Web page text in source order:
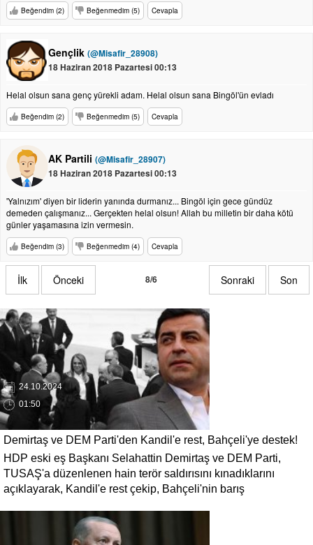
Beğendim (2) Beğenmedim (5) Cevapla
Gençlik (@Misafir_28908)
18 Haziran 2018 Pazartesi 00:13
Helal olsun sana genç yürekli adam. Helal olsun sana Bingöl'ün evladı
Beğendim (2) Beğenmedim (5) Cevapla
AK Partili (@Misafir_28907)
18 Haziran 2018 Pazartesi 00:13
'Yalnızım' diyen bir liderin yanında durmanız... Bingöl için gece gündüz
demeden çalışmanız... Gerçekten helal olsun! Allah bu milletin bir daha kötü
günler yaşamasına izin vermesin.
Beğendim (3) Beğenmedim (4) Cevapla
İlk Önceki 8/6 Sonraki Son
24.10.2024
01:50
Demirtaş ve DEM Parti'den Kandil'e rest, Bahçeli'ye destek!
TUSAŞ saldırısına kınama...
HDP eski eş Başkanı Selahattin Demirtaş ve DEM Parti,
TUSAŞ'a düzenlenen hain terör saldırısını kınadıklarını
açıklayarak, Kandil'e rest çekip, Bahçeli'nin barış